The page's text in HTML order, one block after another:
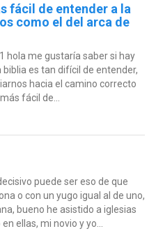
fácil de entender a la
como el del arca de
hola me gustaría saber si hay
es tan difícil de entender,
hacia el camino correcto
fácil de...
puede ser eso de que
o con un yugo igual al de uno,
bueno he asistido a iglesias
ellas, mi novio y yo...